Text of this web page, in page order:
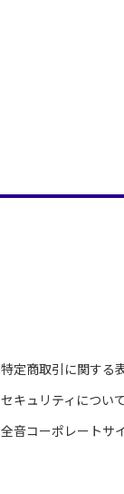
特定商取引に関する
セキュリティについて
全音コーポレートサ